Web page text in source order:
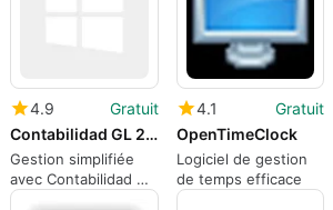
4.9
Gratuit
Contabilidad GL 2000
Gestion simplifiée
avec Contabilidad GL
2000
4.1
Gratuit
OpenTimeClock
Logiciel de gestion
de temps efficace